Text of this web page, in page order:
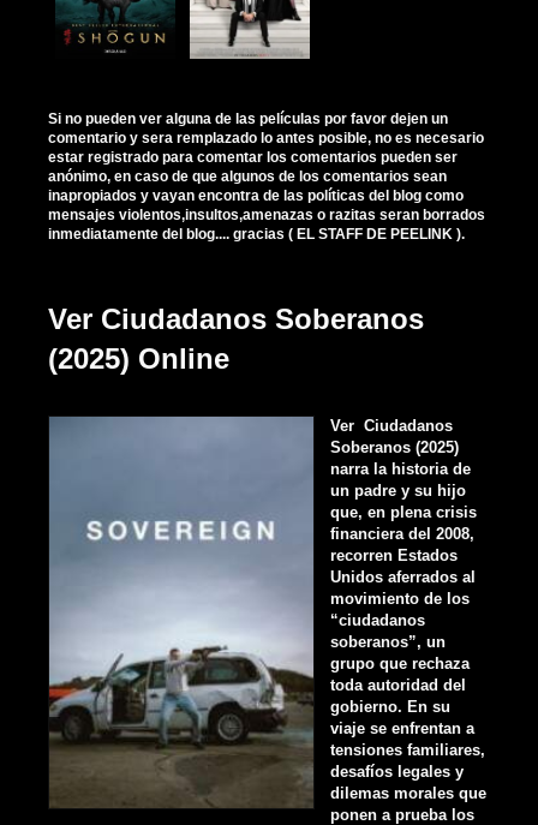
Si no pueden ver alguna de las películas por favor dejen un
comentario y sera remplazado lo antes posible, no es necesario
estar registrado para comentar los comentarios pueden ser
anónimo, en caso de que algunos de los comentarios sean
inapropiados y vayan encontra de las políticas del blog como
mensajes violentos,insultos,amenazas o razitas seran borrados
inmediatamente del blog.... gracias ( EL STAFF DE PEELINK ).
Ver Ciudadanos Soberanos
(2025) Online
Ver Ciudadanos
Soberanos (2025)
narra la historia de
un padre y su hijo
que, en plena crisis
financiera del 2008,
recorren Estados
Unidos aferrados al
movimiento de los
“ciudadanos
soberanos”, un
grupo que rechaza
toda autoridad del
gobierno. En su
viaje se enfrentan a
tensiones familiares,
desafíos legales y
dilemas morales que
ponen a prueba los